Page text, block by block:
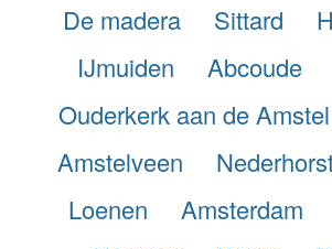
De madera
Sittard
IJmuiden
Abcoude
Ouderkerk aan de Amstel
Amstelveen
Loenen
Amsterdam